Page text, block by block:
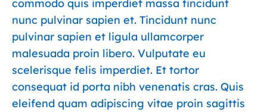
commodo quis imperdiet massa tincidunt
nunc pulvinar sapien et. Tincidunt nunc
pulvinar sapien et ligula ullamcorper
malesuada proin libero. Vulputate eu
scelerisque felis imperdiet. Et tortor
consequat id porta nibh venenatis cras. Quis
eleifend quam adipiscing vitae proin sagittis